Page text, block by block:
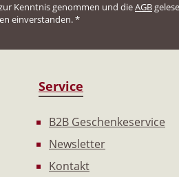
Kenntnis genommen und dieAGB
einverstanden.*
Service
B2B Geschenkeservice
Newsletter
Kontakt